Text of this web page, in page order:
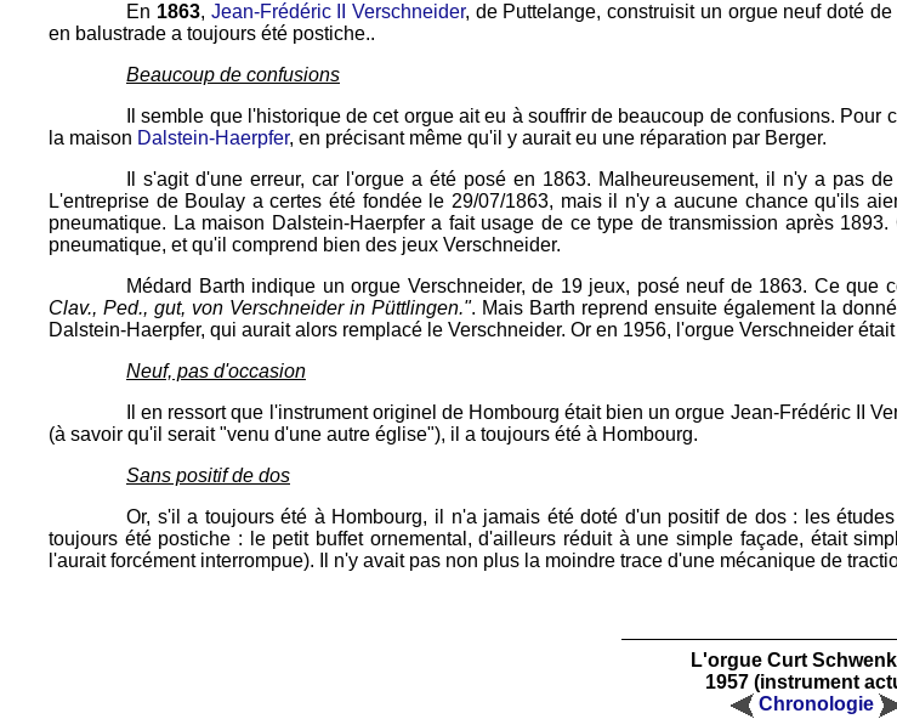
En 1863, Jean-Frédéric II Verschneider, de Puttelange, construisit un orgue neuf doté
en balustrade a toujours été postiche..
Beaucoup de confusions
Il semble que l'historique de cet orgue ait eu à souffrir de beaucoup de confusions. Pour
la maison Dalstein-Haerpfer, en précisant même qu'il y aurait eu une réparation par Berger.
Il s'agit d'une erreur, car l'orgue a été posé en 1863. Malheureusement, il n'y a pas
L'entreprise de Boulay a certes été fondée le 29/07/1863, mais il n'y a aucune chance qu'ils
pneumatique. La maison Dalstein-Haerpfer a fait usage de ce type de transmission après
pneumatique, et qu'il comprend bien des jeux Verschneider.
Médard Barth indique un orgue Verschneider, de 19 jeux, posé neuf de 1863. Ce que
Clav., Ped., gut, von Verschneider in Püttlingen.". Mais Barth reprend ensuite également la
Dalstein-Haerpfer, qui aurait alors remplacé le Verschneider. Or en 1956, l'orgue Verschneider
Neuf, pas d'occasion
Il en ressort que l'instrument originel de Hombourg était bien un orgue Jean-Frédéric II
(à savoir qu'il serait "venu d'une autre église"), il a toujours été à Hombourg.
Sans positif de dos
Or, s'il a toujours été à Hombourg, il n'a jamais été doté d'un positif de dos : les
toujours été postiche : le petit buffet ornemental, d'ailleurs réduit à une simple façade, était
l'aurait forcément interrompue). Il n'y avait pas non plus la moindre trace d'une mécanique de
L'orgue Curt
1957 (instrument
Chronologie